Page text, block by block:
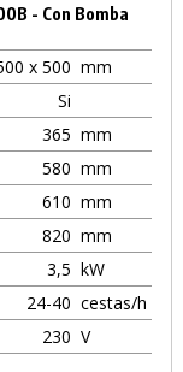
- Con Bomba
x 500 mm
Si
365 mm
580 mm
610 mm
820 mm
3,5 kW
24-40 cestas/h
230 V